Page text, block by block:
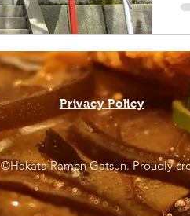
Privacy Policy
©Hakata Ramen Gatsun. Proudly